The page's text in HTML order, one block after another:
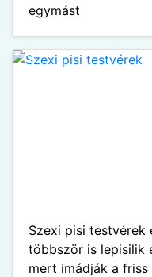
egymást
Szexi pisi testvérek
többször is lepisilik
mert imádják a